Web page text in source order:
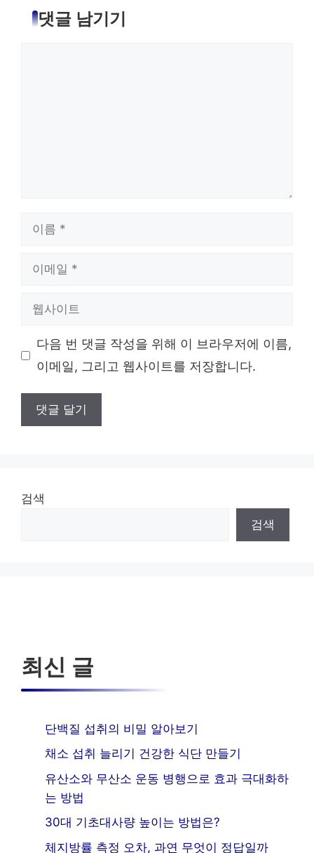
댓글 남기기
트
다음 번 댓글 작성을 위해 이 브라우저에 이름,
이메일, 그리고 웹사이트를 저장합니다.
검색
검색
최신 글
단백질 섭취의 비밀 알아보기
채소 섭취 늘리기 건강한 식단 만들기
유산소와 무산소 운동 병행으로 효과 극대화하
는 방법
30대 기초대사량 높이는 방법은?
체지방률 측정 오차, 과연 무엇이 정답일까